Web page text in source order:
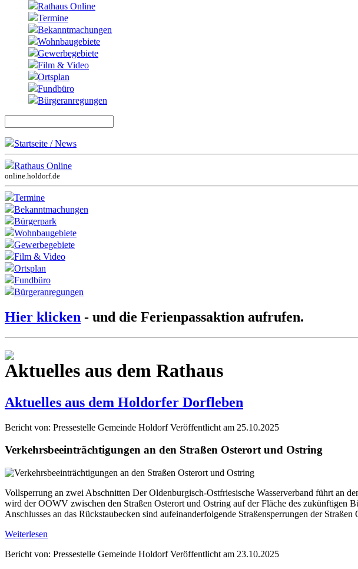
Rathaus Online
Termine
Bekanntmachungen
Wohnbaugebiete
Gewerbegebiete
Film & Video
Ortsplan
Fundbüro
Bürgeranregungen
Startseite / News
Rathaus Online
online.holdorf.de
Termine
Bekanntmachungen
Bürgerpark
Wohnbaugebiete
Gewerbegebiete
Film & Video
Ortsplan
Fundbüro
Bürgeranregungen
Hier klicken - und die Ferienpassaktion aufrufen.
Aktuelles aus dem Rathaus
Aktuelles aus dem Holdorfer Dorfleben
Bericht von: Pressestelle Gemeinde Holdorf Veröffentlicht am 25.10.2025
Verkehrsbeeinträchtigungen an den Straßen Osterort und Ostring
Vollsperrung an zwei Abschnitten Der Oldenburgisch-Ostfriesische Wasserverband führt an
wird der OOWV zwischen den Straßen Osterort und Ostring auf der Fläche des zukünftigen
Anschlusses an das Rückstaubecken sind aufeinanderfolgende Straßensperrungen der Straßen
Weiterlesen
Bericht von: Pressestelle Gemeinde Holdorf Veröffentlicht am 23.10.2025